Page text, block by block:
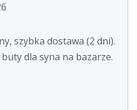
szybka dostawa (2 dni).
dla syna na bazarze.